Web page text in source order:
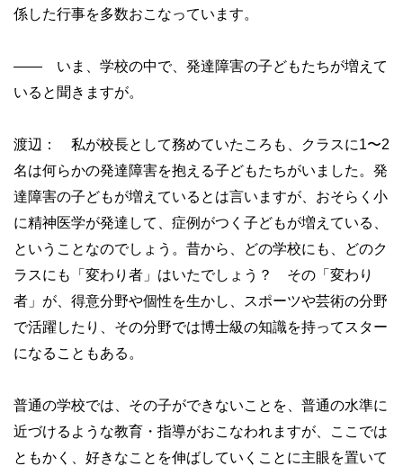
係した行事を多数おこなっています。
—— いま、学校の中で、発達障害の子どもたちが増えて
いると聞きますが。
渡辺： 私が校長として務めていたころも、クラスに1〜2
名は何らかの発達障害を抱える子どもたちがいました。発
達障害の子どもが増えているとは言いますが、おそらく小
に精神医学が発達して、症例がつく子どもが増えている、
ということなのでしょう。昔から、どの学校にも、どのク
ラスにも「変わり者」はいたでしょう？ その「変わり
者」が、得意分野や個性を生かし、スポーツや芸術の分野
で活躍したり、その分野では博士級の知識を持ってスター
になることもある。
普通の学校では、その子ができないことを、普通の水準に
近づけるような教育・指導がおこなわれますが、ここでは
ともかく、好きなことを伸ばしていくことに主眼を置いて